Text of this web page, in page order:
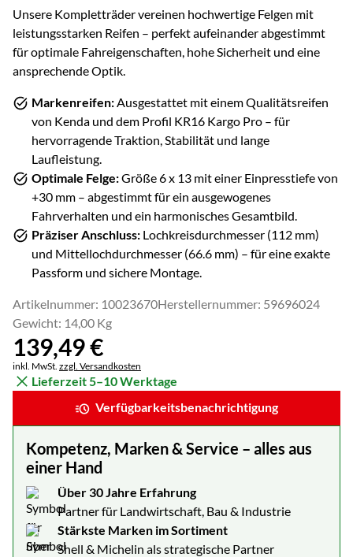
Unsere Kompletträder vereinen hochwertige Felgen mit
leistungsstarken Reifen – perfekt aufeinander abgestimmt
für optimale Fahreigenschaften, hohe Sicherheit und eine
ansprechende Optik.
Markenreifen:Ausgestattet mit einem Qualitätsreifen
von Kenda und dem Profil KR16 Kargo Pro – für
hervorragende Traktion, Stabilität und lange
Laufleistung.
Optimale Felge:Größe6 x 13 mit einer Einpresstiefe von
+30 mm – abgestimmt für ein ausgewogenes
Fahrverhalten und ein harmonisches Gesamtbild.
Präziser Anschluss: Lochkreisdurchmesser (112 mm)
und Mittellochdurchmesser (66.6 mm) – für eine exakte
Passform und sichere Montage.
Artikelnummer: 10023670Herstellernummer: 59696024
Gewicht: 14,00 Kg
139,49€
Steuerhinweis:
inkl. MwSt. zzgl. Versandkosten
Lieferzeit 5–10 Werktage
Verfügbarkeitsbenachrichtigung
Kompetenz, Marken & Service – alles aus
einer Hand
Über 30 Jahre Erfahrung
Partner für Landwirtschaft, Bau & Industrie
Stärkste Marken im Sortiment
Shell & Michelin als strategische Partner